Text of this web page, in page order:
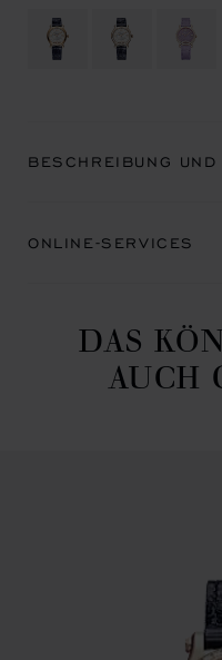
BESCHREIBUNG UND
ONLINE-SERVICES
DAS
AUCH